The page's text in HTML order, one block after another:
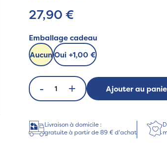
27,90 €
Emballage cadeau
AucunOui +1,00 €
- + Ajouter au
Livraison à domicile :
gratuite à partir de 89 € d'achat